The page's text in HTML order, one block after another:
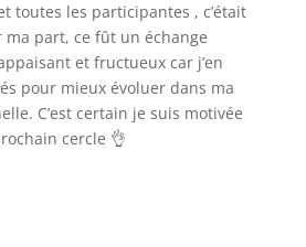
toutes les participantes , c’était
part, ce fût un échange
et fructueux car j’en
pour mieux évoluer dans ma
C’est certain je suis motivée
cercle 👌